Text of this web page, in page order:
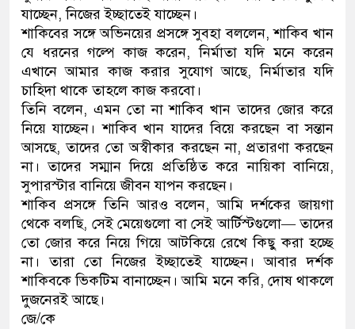
যাচ্ছেন, নিজের ইচ্ছাতেই যাচ্ছেন।
শাকিবের সঙ্গে অভিনয়ের প্রসঙ্গে সুবহা বললেন, শাকিব খান
যে ধরনের গল্পে কাজ করেন, নির্মাতা যদি মনে করেন
এখানে আমার কাজ করার সুযোগ আছে, নির্মাতার যদি
চাহিদা থাকে তাহলে কাজ করবো।
তিনি বলেন, এমন তো না শাকিব খান তাদের জোর করে
নিয়ে যাচ্ছেন। শাকিব খান যাদের বিয়ে করছেন বা সন্তান
আসছে, তাদের তো অস্বীকার করছেন না, প্রতারণা করছেন
না। তাদের সম্মান দিয়ে প্রতিষ্ঠিত করে নায়িকা বানিয়ে,
সুপারস্টার বানিয়ে জীবন যাপন করছেন।
শাকিব প্রসঙ্গে তিনি আরও বলেন, আমি দর্শকের জায়গা
থেকে বলছি, সেই মেয়েগুলো বা সেই আর্টিস্টগুলো― তাদের
তো জোর করে নিয়ে গিয়ে আটকিয়ে রেখে কিছু করা হচ্ছে
না। তারা তো নিজের ইচ্ছাতেই যাচ্ছেন। আবার দর্শক
শাকিবকে ভিকটিম বানাচ্ছেন। আমি মনে করি, দোষ থাকলে
দুজনেরই আছে।
জে/কে